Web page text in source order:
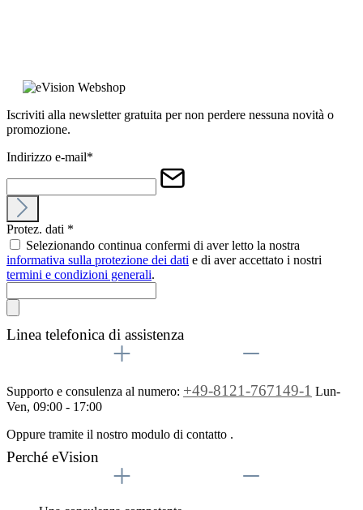
Iscriviti alla newsletter gratuita per non perdere nessuna novità o
promozione.
Indirizzo e-mail*
Protez. dati *
Selezionando continua confermi di aver letto la nostra
informativa sulla protezione dei dati e di aver accettato i nostri
termini e condizioni generali.
Linea telefonica di assistenza
Supporto e consulenza al numero: +49-8121-767149-1 Lun-
Ven, 09:00 - 17:00
Oppure tramite il nostro modulo di contatto .
Perché eVision